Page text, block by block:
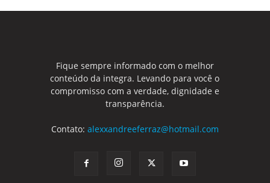
Fique sempre informado com o melhor
conteúdo da integra. Levando para você o
compromisso com a verdade, dignidade e
transparência.
Contato: alexxandreeferraz@hotmail.com